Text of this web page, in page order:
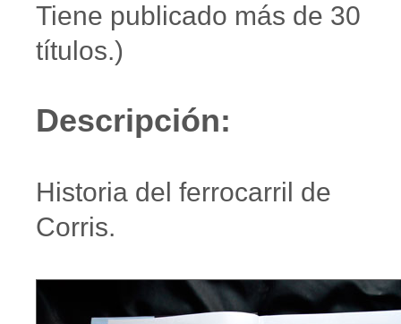
Tiene publicado más de 30
títulos.)
Descripción:
Historia del ferrocarril de
Corris.